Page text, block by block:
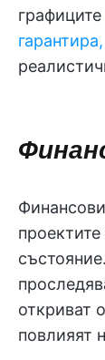
графиците
откриват
повлияят